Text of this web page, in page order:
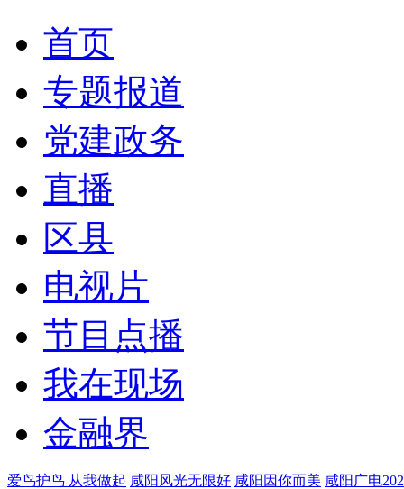
首页
专题报道
党建政务
直播
区县
电视片
节目点播
我在现场
金融界
爱鸟护鸟 从我做起 咸阳风光无限好 咸阳因你而美 咸阳广电